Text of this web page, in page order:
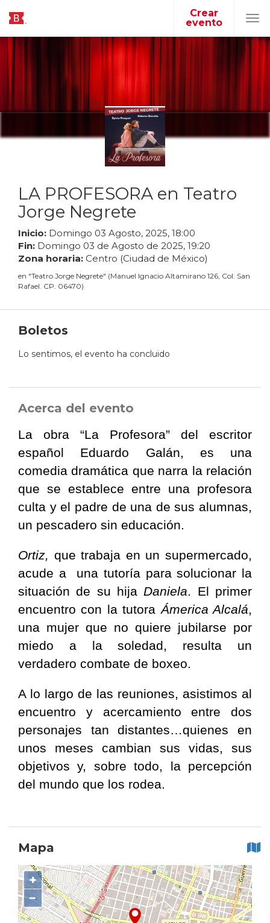
Crear
evento
LA PROFESORA en Teatro
Jorge Negrete
Inicio: Domingo 03 Agosto, 2025, 18:00
Fin: Domingo 03 de Agosto de 2025, 19:20
Zona horaria: Centro (Ciudad de México)
en "Teatro Jorge Negrete" (Manuel Ignacio Altamirano 126, Col. San
Rafael. CP. 06470)
Boletos
Lo sentimos, el evento ha concluido
Acerca del evento
La obra “La Profesora” del escritor
español Eduardo Galán, es una
comedia dramática que narra la relación
que se establece entre una profesora
culta y el padre de una de sus alumnas,
un pescadero sin educación.
Ortiz, que trabaja en un supermercado,
acude a una tutoría para solucionar la
situación de su hijaDaniela. El primer
encuentro con la tutoraÁmerica Alcalá,
una mujer que no quiere jubilarse por
miedo a la soledad, resulta un
verdadero combate de boxeo.
A lo largo de las reuniones, asistimos al
encuentro y acercamiento entre dos
personajes tan distantes…quienes en
unos meses cambian sus vidas, sus
objetivos y, sobre todo, la percepción
del mundo que los rodea.
Mapa
+
−